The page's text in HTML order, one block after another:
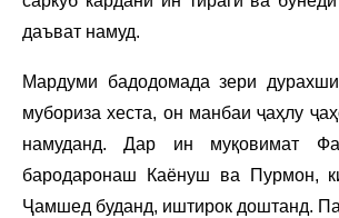
даъват намуд.
Мардуми бадодомада зери
мубориза хеста, он манбаи ҷаҳлу
намуданд. Дар ин муқовимат
бародаронаш Каёнуш ва Пурмон,
Ҷамшед буданд, иштирок доштанд.